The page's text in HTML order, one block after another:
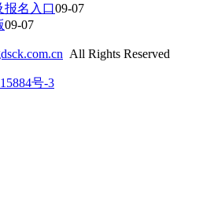
报名入口09-07
09-07
All Rights Reserved
号-3